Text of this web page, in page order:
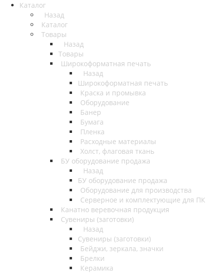
Каталог
Назад
Каталог
Товары
Назад
Товары
Широкоформатная печать
Назад
Широкоформатная печать
Краска и промывка
Оборудование
Банер
Бумага
Пленка
Расходные материалы
Холст, флаговая ткань
БУ оборудование продажа
Назад
БУ оборудование продажа
Оборудование для производства
Серверное и комплектующие для ПК
Канатно веревочная продукция
Сувениры (заготовки)
Назад
Сувениры (заготовки)
Бейджи, зеркала, значки
Брелки
Керамика